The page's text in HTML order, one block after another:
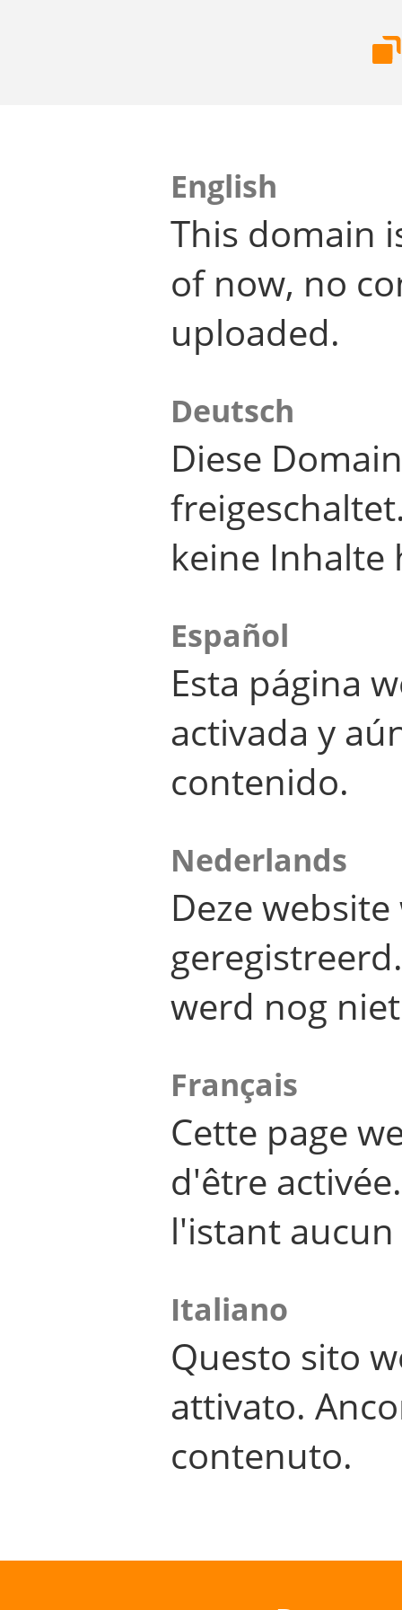
English
This domain
of now, no
uploaded.
Deutsch
Diese
keine Inhalte
Español
Esta página
activada y
contenido.
Nederlands
Deze
werd nog
Français
Cette page
d'être
l'istant
Italiano
Questo sito
attivato.
contenuto.